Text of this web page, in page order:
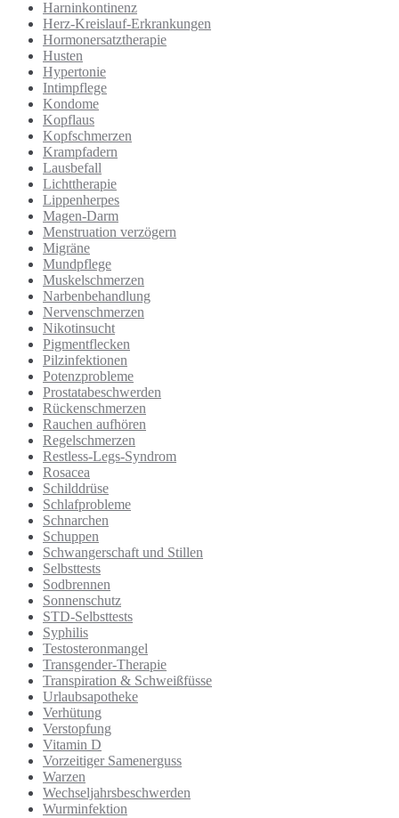
Harninkontinenz
Herz-Kreislauf-Erkrankungen
Hormonersatztherapie
Husten
Hypertonie
Intimpflege
Kondome
Kopflaus
Kopfschmerzen
Krampfadern
Lausbefall
Lichttherapie
Lippenherpes
Magen-Darm
Menstruation verzögern
Migräne
Mundpflege
Muskelschmerzen
Narbenbehandlung
Nervenschmerzen
Nikotinsucht
Pigmentflecken
Pilzinfektionen
Potenzprobleme
Prostatabeschwerden
Rückenschmerzen
Rauchen aufhören
Regelschmerzen
Restless-Legs-Syndrom
Rosacea
Schilddrüse
Schlafprobleme
Schnarchen
Schuppen
Schwangerschaft und Stillen
Selbsttests
Sodbrennen
Sonnenschutz
STD-Selbsttests
Syphilis
Testosteronmangel
Transgender-Therapie
Transpiration & Schweißfüsse
Urlaubsapotheke
Verhütung
Verstopfung
Vitamin D
Vorzeitiger Samenerguss
Warzen
Wechseljahrsbeschwerden
Wurminfektion